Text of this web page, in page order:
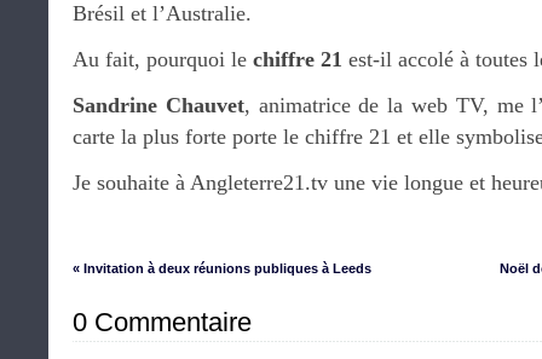
Brésil et l’Australie.
Au fait, pourquoi le chiffre 21 est-il accolé à toutes
Sandrine Chauvet, animatrice de la web TV, me
carte la plus forte porte le chiffre 21 et elle
Je souhaite à Angleterre21.tv une vie longue et
« Invitation à deux réunions publiques à Leeds Noël
0 Commentaire